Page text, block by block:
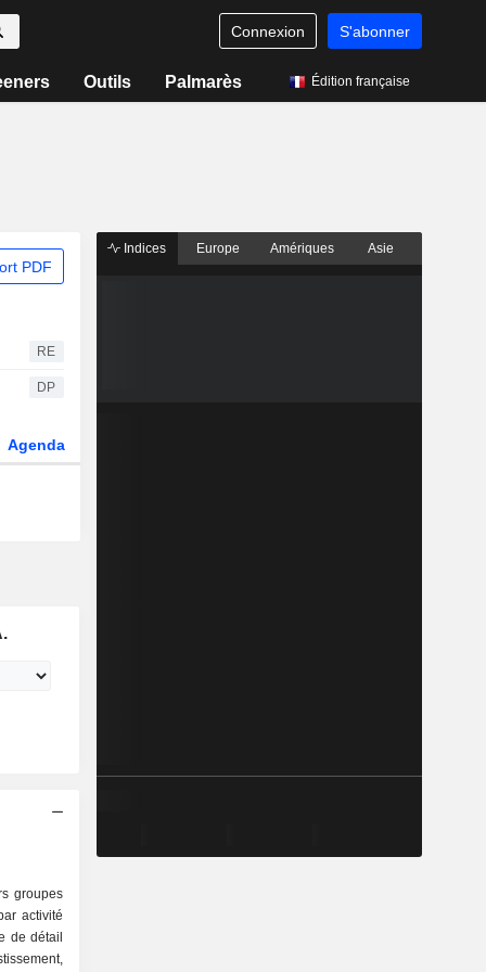
Connexion S'abonner
Outils Palmarès Édition française
PDF
RE
DP
Agenda
groupes
activité
Indices Europe Amériques Asie